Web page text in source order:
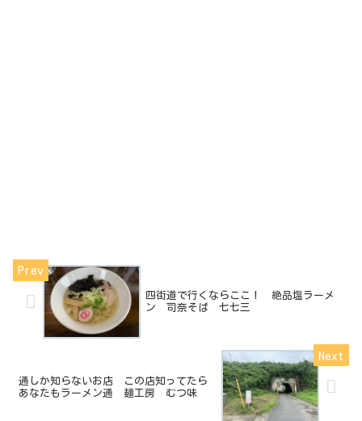
四街道で行くならここ！ 絶品塩ラーメ
ン 司奈そば 七七三
通しか知らないお店 この店知ってたら
あなたもラーメン通 麺工房 むつ味